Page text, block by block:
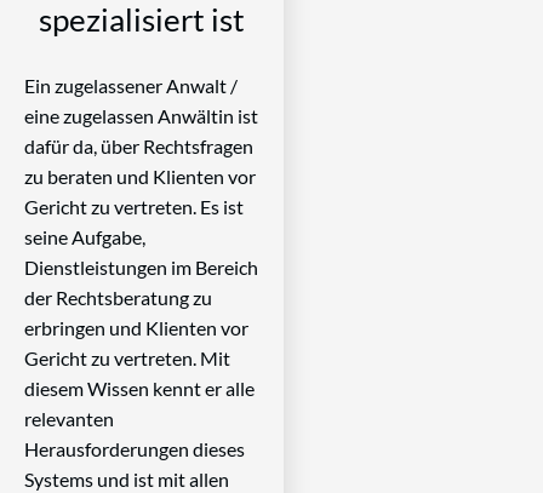
spezialisiert ist
Ein zugelassener Anwalt /
eine zugelassen Anwältin ist
dafür da, über Rechtsfragen
zu beraten und Klienten vor
Gericht zu vertreten. Es ist
seine Aufgabe,
Dienstleistungen im Bereich
der Rechtsberatung zu
erbringen und Klienten vor
Gericht zu vertreten. Mit
diesem Wissen kennt er alle
relevanten
Herausforderungen dieses
Systems und ist mit allen